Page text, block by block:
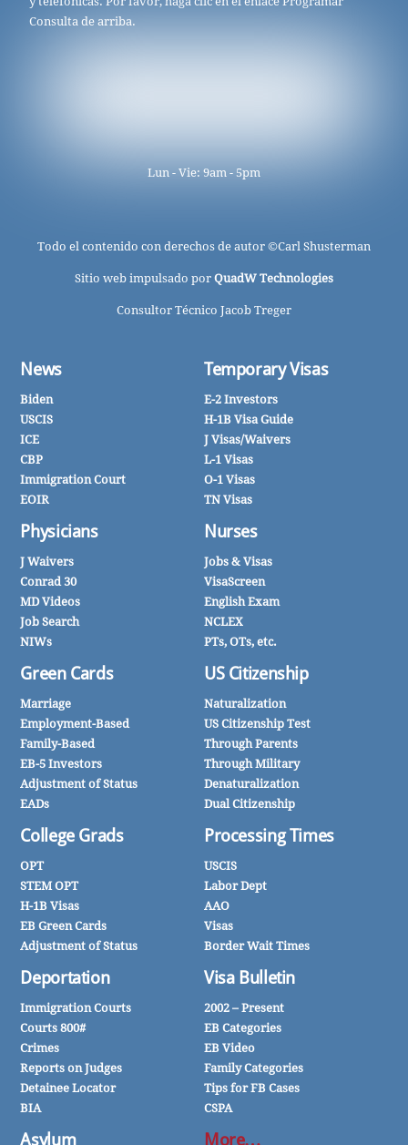
Consulta de arriba.
Lun - Vie: 9am - 5pm
Todo el contenido con derechos de autor ©Carl Shusterman
Sitio web impulsado por QuadW Technologies
Consultor Técnico Jacob Treger
News
Biden
USCIS
ICE
CBP
Immigration Court
EOIR
Physicians
J Waivers
Conrad 30
MD Videos
Job Search
NIWs
Green Cards
Marriage
Employment-Based
Family-Based
EB-5 Investors
Adjustment of Status
EADs
College Grads
OPT
STEM OPT
H-1B Visas
EB Green Cards
Adjustment of Status
Deportation
Immigration Courts
Courts 800#
Crimes
Reports on Judges
Detainee Locator
BIA
Asylum
Temporary Visas
E-2 Investors
H-1B Visa Guide
J Visas/Waivers
L-1 Visas
O-1 Visas
TN Visas
Nurses
Jobs & Visas
VisaScreen
English Exam
NCLEX
PTs, OTs, etc.
US Citizenship
Naturalization
US Citizenship Test
Through Parents
Through Military
Denaturalization
Dual Citizenship
Processing Times
USCIS
Labor Dept
AAO
Visas
Border Wait Times
Visa Bulletin
2002 – Present
EB Categories
EB Video
Family Categories
Tips for FB Cases
CSPA
More…